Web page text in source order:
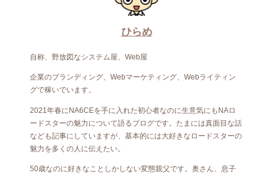
ひらめ
自称、野放図なシステム屋、Web屋
企業のブランディング、Webマーケティング、Webライティン
グで稼いでいます。
2021年春にNA6CEを手に入れた初心者なのに生意気にもNAロ
ードスターの魅力について語るブログです。たまには真面目な話
なども記事にしていますが、基本的には大好きなロードスターの
魅力を多くの人に伝えたい。
50歳なのに好きなことしかしない変態親父です。奥さん、息子